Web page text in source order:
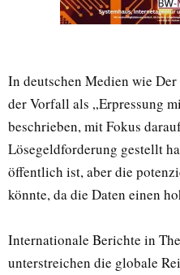
In deutschen Medien wie
der Vorfall als „Erpressung
beschrieben, mit Fokus
Lösegeldforderung gestellt
öffentlich ist, aber die
könnte, da die Daten einen
Internationale Berichte in
unterstreichen die globale